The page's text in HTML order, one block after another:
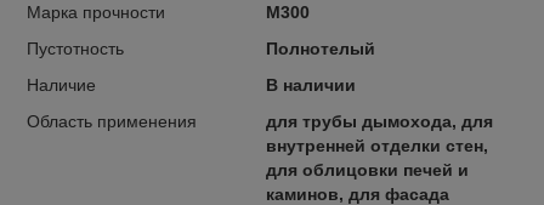
Марка прочности
М300
Пустотность
Полнотелый
Наличие
В наличии
Область применения
для трубы дымохода, для
внутренней отделки стен,
для облицовки печей и
каминов, для фасада